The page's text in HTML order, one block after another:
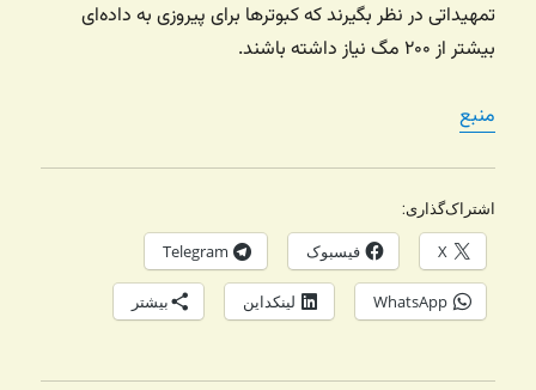
تمهیداتی در نظر بگیرند که کبوترها برای پیروزی به داده‌ای
بیشتر از ۲۰۰ مگ نیاز داشته باشند.
منبع
اشتراک‌گذاری:
X فیسبوک Telegram
WhatsApp لینکداین بیشتر